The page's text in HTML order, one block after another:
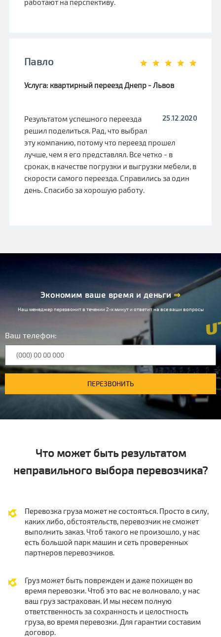
работают на перспективу.
Павло
Услуга: квартирный переезд Днепр - Львов
25.12.2020
Результатом успешного переезда
решил поделиться. Рад, что выбрал
эту компанию, потому что переезд прошел
лучше, чем я его представлял. Все четко - в
сроках, в качестве погрузки и выгрузки мебели, в
скорости самого переезда. Справились за один
день. Спасибо за хорошую работу.
Экономим ваше время и деньги⇒
Наш менеджер перезвонит в течении 2-х минут и ответит на все ваши вопросы
Ваш телефон:
ПЕРЕЗВОНИТЬ
Что может быть результатом
неправильного выбора перевозчика?
Перевозка груза может не состояться. Просто в силу,
каких либо, обстоятельств, перевозчик не сможет
выполнить заказ. Чтоб такого не произошло, у нас
есть большой парк машин и сеть проверенных
партнеров перевозчиков.
Груз может быть поврежден и даже похищен во
время перевозки. Чтоб это вас не волновало, у нас
ваш груз застрахован. И мы несем полную
ответственность за сохранность и целостность
груза, во время перевозки. Для гарантии составим
договор.